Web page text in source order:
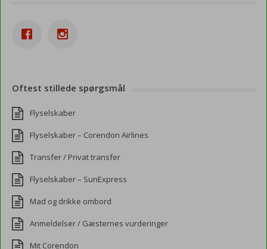
Oftest stillede spørgsmål
Flyselskaber
Flyselskaber – Corendon Airlines
Transfer / Privat transfer
Flyselskaber – SunExpress
Mad og drikke ombord
Anmeldelser / Gæsternes vurderinger
Mit Corendon